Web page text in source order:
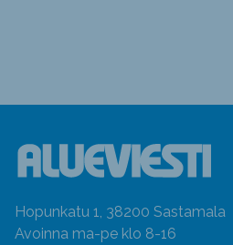
Hopunkatu 1, 38200 Sastamala
Avoinna ma-pe klo 8-16